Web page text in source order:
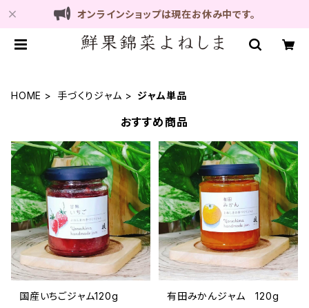
オンラインショップは現在お休み中です。
HOME 手づくりジャム ジャム単品
おすすめ商品
国産いちごジャム120g
有田みかんジャム 120g